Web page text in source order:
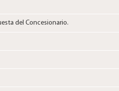
del Concesionario.